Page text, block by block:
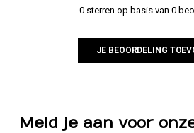
0 sterren op basis van 0
JE BEOORDELING
Meld je aan voor